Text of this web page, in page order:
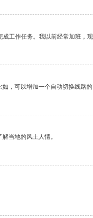
工作任务。我以前经常加班，
，可以增加一个自动切换线路
当地的风土人情。